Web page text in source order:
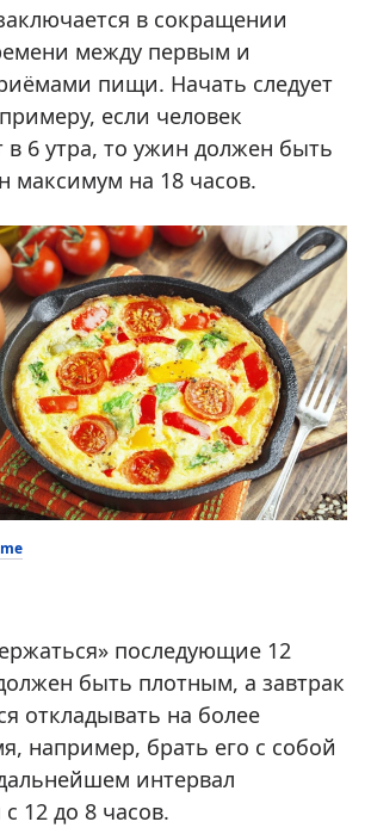
в сокращении
между первым и
пищи. Начать следует
если человек
в 6 утра, то ужин должен быть
максимум на 18 часов.
последующие 12
быть плотным, а завтрак
откладывать на более
например, брать его с собой
интервал
12 до 8 часов.